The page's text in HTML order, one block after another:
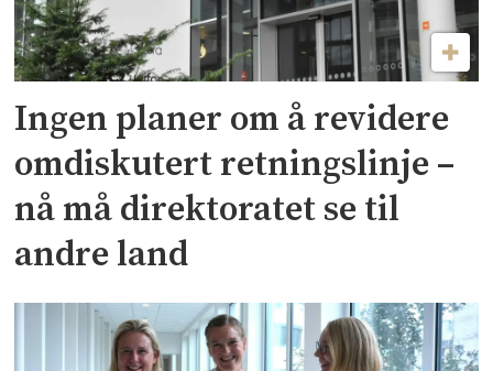
Ingen planer om å revidere
omdiskutert retningslinje –
nå må direktoratet se til
andre land